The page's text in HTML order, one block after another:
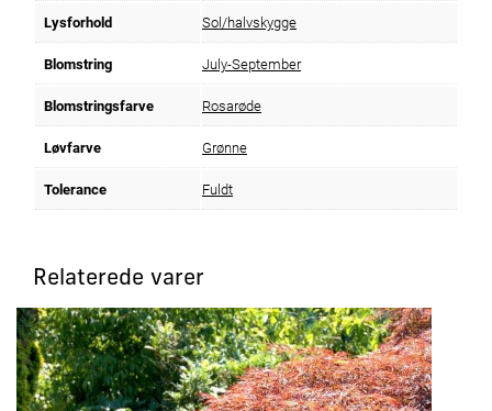
Lysforhold Sol/halvskygge
Blomstring July-September
Blomstringsfarve Rosarøde
Løvfarve Grønne
Tolerance Fuldt
Relaterede varer